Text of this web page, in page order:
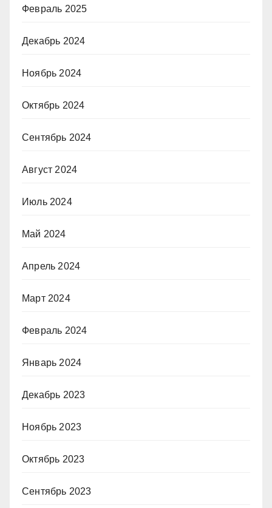
Февраль 2025
Декабрь 2024
Ноябрь 2024
Октябрь 2024
Сентябрь 2024
Август 2024
Июль 2024
Май 2024
Апрель 2024
Март 2024
Февраль 2024
Январь 2024
Декабрь 2023
Ноябрь 2023
Октябрь 2023
Сентябрь 2023